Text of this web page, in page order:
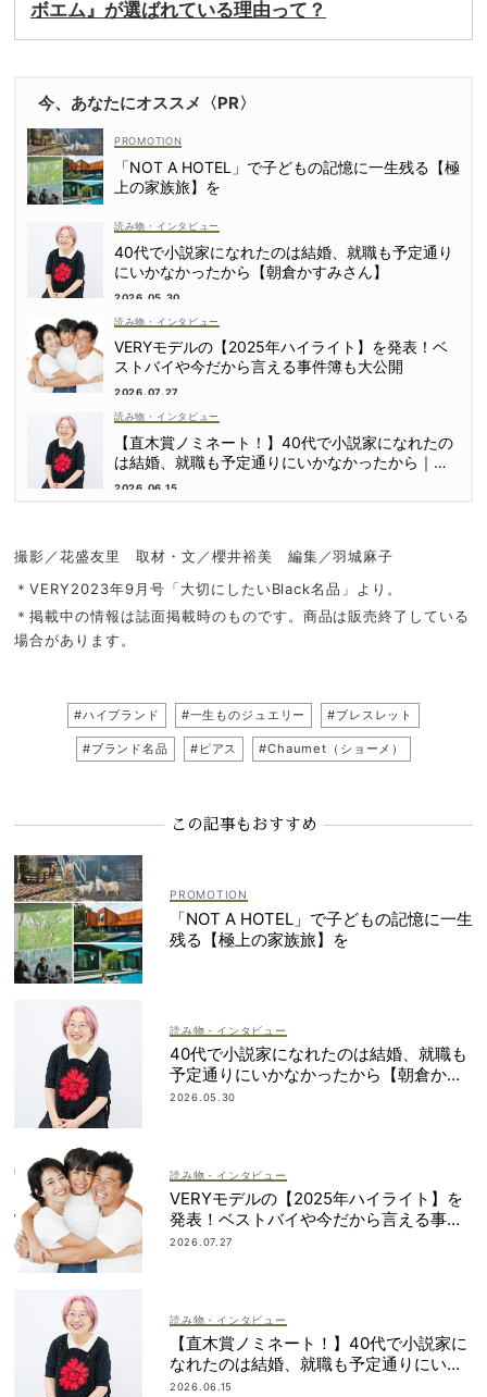
ボエム』が選ばれている理由って？
今、あなたにオススメ〈PR〉
「NOT A HOTEL」で子どもの記憶に一生残る【極
上の家族旅】を
読み物・インタビュー
40代で小説家になれたのは結婚、就職も予定通り
にいかなかったから【朝倉かすみさん】
2026.05.30
読み物・インタビュー
VERYモデルの【2025年ハイライト】を発表！ベ
ストバイや今だから言える事件簿も大公開
2026.07.27
読み物・インタビュー
【直木賞ノミネート！】40代で小説家になれたの
は結婚、就職も予定通りにいかなかったから｜朝
倉かすみさん
2026.06.15
撮影／花盛友里 取材・文／櫻井裕美 編集／羽城麻子
＊VERY2023年9月号「大切にしたいBlack名品」より。
＊掲載中の情報は誌面掲載時のものです。商品は販売終了している
場合があります。
#ハイブランド #一生ものジュエリー #ブレスレット
#ブランド名品 #ピアス #Chaumet（ショーメ）
この記事もおすすめ
「NOT A HOTEL」で子どもの記憶に一生
残る【極上の家族旅】を
読み物・インタビュー
40代で小説家になれたのは結婚、就職も
予定通りにいかなかったから【朝倉かす
みさん】
2026.05.30
読み物・インタビュー
VERYモデルの【2025年ハイライト】を
発表！ベストバイや今だから言える事件
簿も大公開
2026.07.27
読み物・インタビュー
【直木賞ノミネート！】40代で小説家に
なれたのは結婚、就職も予定通りにいか
なかったから｜朝倉かすみさん
2026.06.15